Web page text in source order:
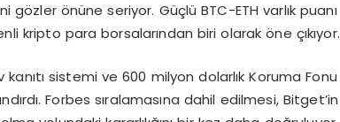
önüne seriyor. Güçlü BTC-ETH varlık puanı
kripto para borsalarından biri olarak öne çıkıyor.
sistemi ve 600 milyon dolarlık Koruma Fonu
Forbes sıralamasına dahil edilmesi, Bitget’in